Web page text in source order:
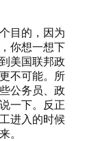
目的，因为
你想一想下
美国联邦政
不可能。所
公务员、政
一下。反正
进入的时候
。